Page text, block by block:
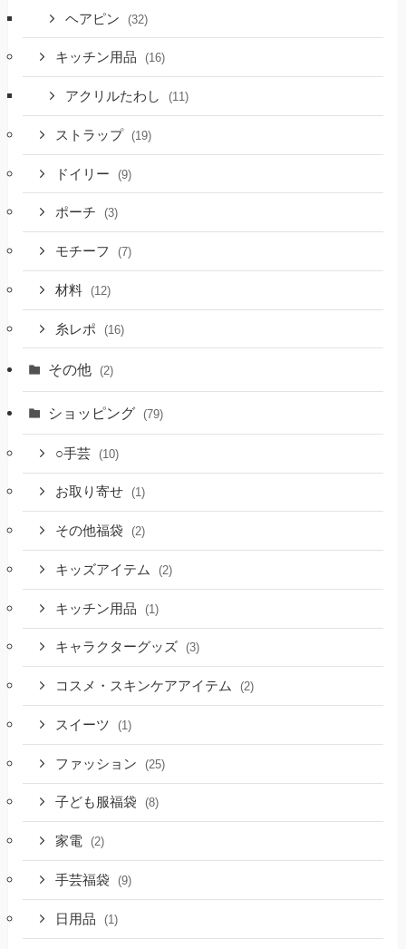
ヘアピン (32)
キッチン用品 (16)
アクリルたわし (11)
ストラップ (19)
ドイリー (9)
ポーチ (3)
モチーフ (7)
材料 (12)
糸レポ (16)
その他 (2)
ショッピング (79)
○手芸 (10)
お取り寄せ (1)
その他福袋 (2)
キッズアイテム (2)
キッチン用品 (1)
キャラクターグッズ (3)
コスメ・スキンケアアイテム (2)
スイーツ (1)
ファッション (25)
子ども服福袋 (8)
家電 (2)
手芸福袋 (9)
日用品 (1)